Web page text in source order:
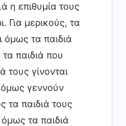
η επιθυμία τους
Για μερικούς, τα
όμως τα παιδιά
τα παιδιά που
τους γίνονται
όμως γεννούν
τα παιδιά τους
τα παιδιά